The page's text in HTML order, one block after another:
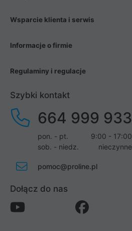
Wsparcie klienta i serwis
Informacje o firmie
Regulaminy i regulacje
Szybki kontakt
664 999 933
pon. - pt.
9:00 - 17:00
sob. - niedz.
nieczynne
pomoc@proline.pl
Dołącz do nas